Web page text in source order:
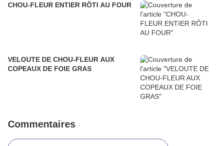
CHOU-FLEUR ENTIER RÔTI AU FOUR
VELOUTE DE CHOU-FLEUR AUX
COPEAUX DE FOIE GRAS
Commentaires